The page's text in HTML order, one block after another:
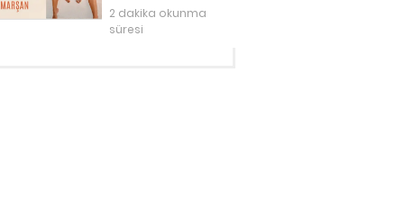
2 dakika okunma
süresi